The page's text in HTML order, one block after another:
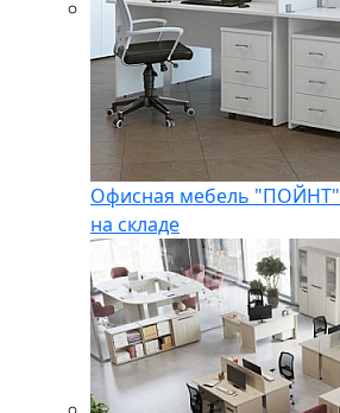
Офисная мебель "ПОЙНТ"
на складе